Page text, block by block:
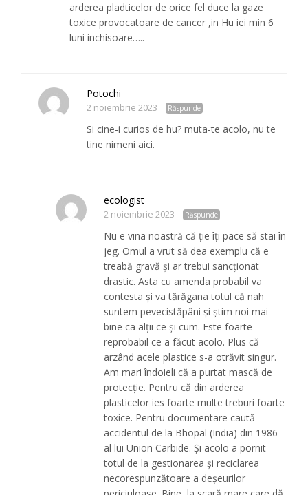
arderea pladticelor de orice fel duce la gaze
toxice provocatoare de cancer ,in Hu iei min 6
luni inchisoare…..
Potochi
2 noiembrie 2023 Răspunde
Si cine-i curios de hu? muta-te acolo, nu te
tine nimeni aici.
ecologist
2 noiembrie 2023 Răspunde
Nu e vina noastră că ție îți pace să stai în
jeg. Omul a vrut să dea exemplu că e
treabă gravă și ar trebui sancționat
drastic. Asta cu amenda probabil va
contesta și va tărăgana totul că nah
suntem pevecistăpâni și știm noi mai
bine ca alții ce și cum. Este foarte
reprobabil ce a făcut acolo. Plus că
arzând acele plastice s-a otrăvit singur.
Am mari îndoieli că a purtat mască de
protecție. Pentru că din arderea
plasticelor ies foarte multe treburi foarte
toxice. Pentru documentare caută
accidentul de la Bhopal (India) din 1986
al lui Union Carbide. Și acolo a pornit
totul de la gestionarea și reciclarea
necorespunzătoare a deșeurilor